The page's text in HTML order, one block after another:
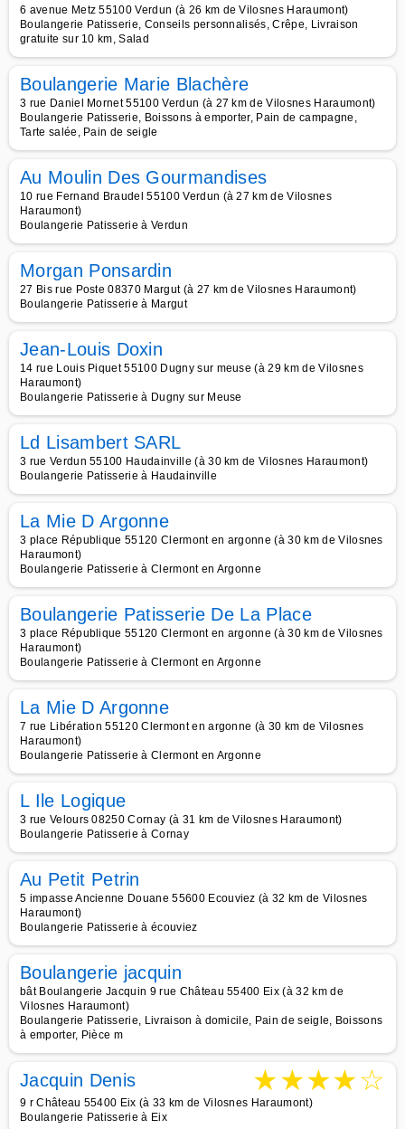
6 avenue Metz 55100 Verdun (à 26 km de Vilosnes Haraumont)
Boulangerie Patisserie, Conseils personnalisés, Crêpe, Livraison
gratuite sur 10 km, Salad
Boulangerie Marie Blachère
3 rue Daniel Mornet 55100 Verdun (à 27 km de Vilosnes Haraumont)
Boulangerie Patisserie, Boissons à emporter, Pain de campagne,
Tarte salée, Pain de seigle
Au Moulin Des Gourmandises
10 rue Fernand Braudel 55100 Verdun (à 27 km de Vilosnes
Haraumont)
Boulangerie Patisserie à Verdun
Morgan Ponsardin
27 Bis rue Poste 08370 Margut (à 27 km de Vilosnes Haraumont)
Boulangerie Patisserie à Margut
Jean-Louis Doxin
14 rue Louis Piquet 55100 Dugny sur meuse (à 29 km de Vilosnes
Haraumont)
Boulangerie Patisserie à Dugny sur Meuse
Ld Lisambert SARL
3 rue Verdun 55100 Haudainville (à 30 km de Vilosnes Haraumont)
Boulangerie Patisserie à Haudainville
La Mie D Argonne
3 place République 55120 Clermont en argonne (à 30 km de Vilosnes
Haraumont)
Boulangerie Patisserie à Clermont en Argonne
Boulangerie Patisserie De La Place
3 place République 55120 Clermont en argonne (à 30 km de Vilosnes
Haraumont)
Boulangerie Patisserie à Clermont en Argonne
La Mie D Argonne
7 rue Libération 55120 Clermont en argonne (à 30 km de Vilosnes
Haraumont)
Boulangerie Patisserie à Clermont en Argonne
L Ile Logique
3 rue Velours 08250 Cornay (à 31 km de Vilosnes Haraumont)
Boulangerie Patisserie à Cornay
Au Petit Petrin
5 impasse Ancienne Douane 55600 Ecouviez (à 32 km de Vilosnes
Haraumont)
Boulangerie Patisserie à écouviez
Boulangerie jacquin
bât Boulangerie Jacquin 9 rue Château 55400 Eix (à 32 km de
Vilosnes Haraumont)
Boulangerie Patisserie, Livraison à domicile, Pain de seigle, Boissons
à emporter, Pièce m
Jacquin Denis ★★★★☆
9 r Château 55400 Eix (à 33 km de Vilosnes Haraumont)
Boulangerie Patisserie à Eix